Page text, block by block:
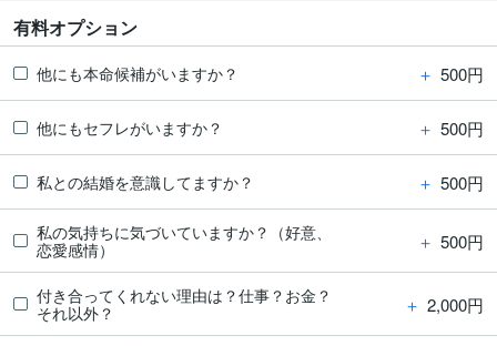
有料オプション
他にも本命候補がいますか？ ＋ 500円
他にもセフレがいますか？ ＋ 500円
私との結婚を意識してますか？ ＋ 500円
私の気持ちに気づいていますか？（好意、
恋愛感情）
＋ 500円
付き合ってくれない理由は？仕事？お金？
それ以外？
＋ 2,000円